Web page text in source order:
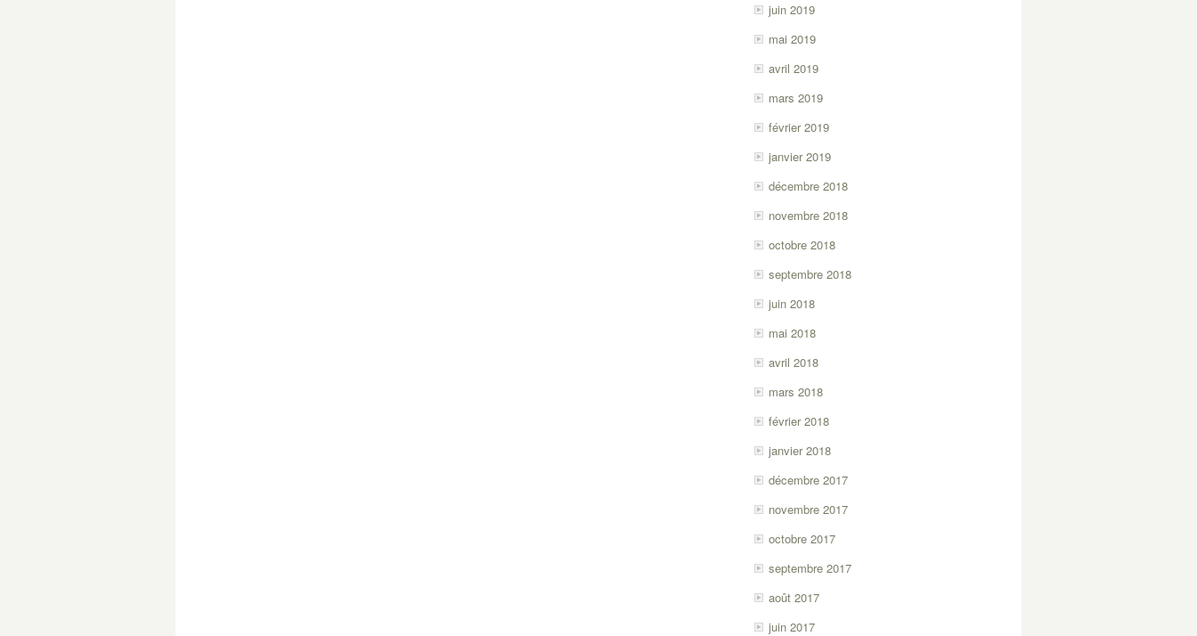
juin 2019
mai 2019
avril 2019
mars 2019
février 2019
janvier 2019
décembre 2018
novembre 2018
octobre 2018
septembre 2018
juin 2018
mai 2018
avril 2018
mars 2018
février 2018
janvier 2018
décembre 2017
novembre 2017
octobre 2017
septembre 2017
août 2017
juin 2017